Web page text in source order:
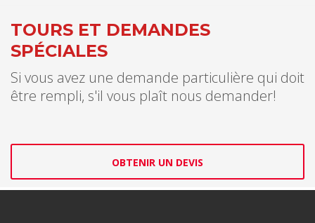
TOURS ET DEMANDES
SPÉCIALES
Si vous avez une demande particulière qui doit
être rempli, s'il vous plaît nous demander!
OBTENIR UN DEVIS